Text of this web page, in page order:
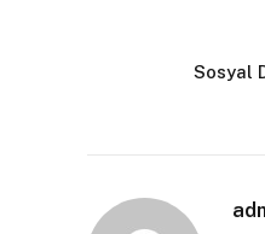
Sosyal